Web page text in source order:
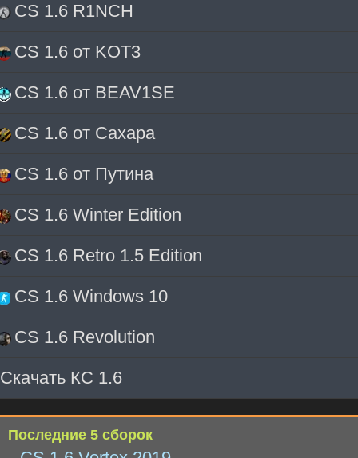
CS 1.6 R1NCH
CS 1.6 от KOT3
CS 1.6 от BEAV1SE
CS 1.6 от Сахара
CS 1.6 от Путина
CS 1.6 Winter Edition
CS 1.6 Retro 1.5 Edition
CS 1.6 Windows 10
CS 1.6 Revolution
Скачать КС 1.6
Последние 5 сборок